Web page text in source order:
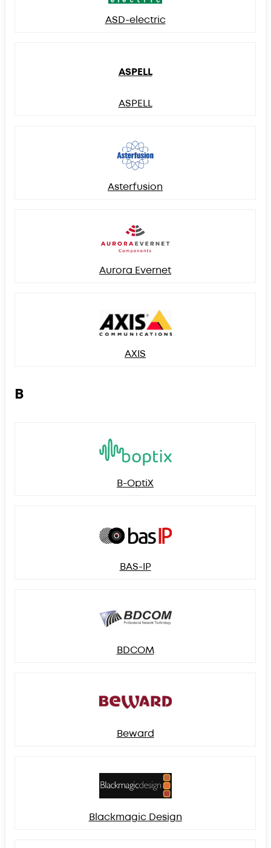
ASD-electric
ASPELL
ASPELL
Asterfusion
Aurora Evernet
AXIS
B
B-OptiX
BAS-IP
BDCOM
Beward
Blackmagic Design